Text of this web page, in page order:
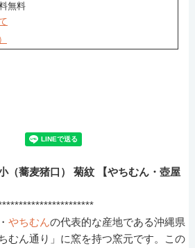
無料
（蕎麦猪口） 菊紋 【やちむん・壺屋
やちむんの代表的な産地である沖縄県
むん通り」に窯を持つ窯元です。この